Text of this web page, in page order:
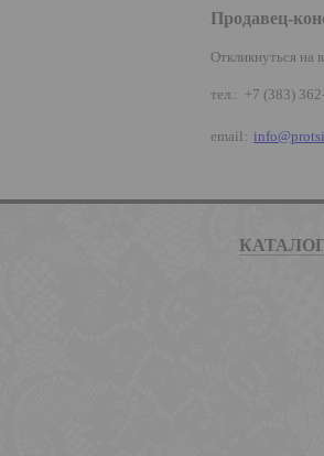
Продавец-
Откликнуться на
тел.: +7 (383)
email:
КАТАЛОГ